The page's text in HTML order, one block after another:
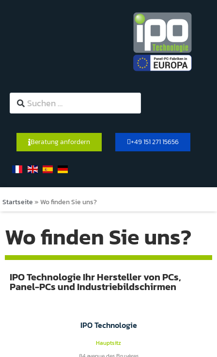
Beratung anfordern +49 151 271 15656
Startseite » Wo finden Sie uns?
Wo finden Sie uns?
IPO Technologie Ihr Hersteller von PCs,
Panel-PCs und Industriebildschirmen
IPO Technologie
Hauptsitz